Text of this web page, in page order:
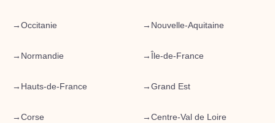
→Occitanie → Nouvelle-Aquitaine
→ Normandie → Île-de-France
→ Hauts-de-France →Grand Est
→Corse →Centre-Val de Loire